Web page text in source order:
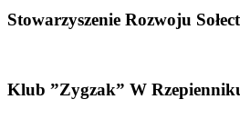
Stowarzyszenie Rozwoju
Klub ”Zygzak” W